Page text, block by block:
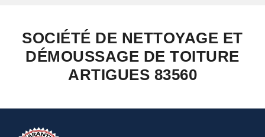
SOCIÉTÉ DE NETTOYAGE ET
DÉMOUSSAGE DE TOITURE
ARTIGUES 83560